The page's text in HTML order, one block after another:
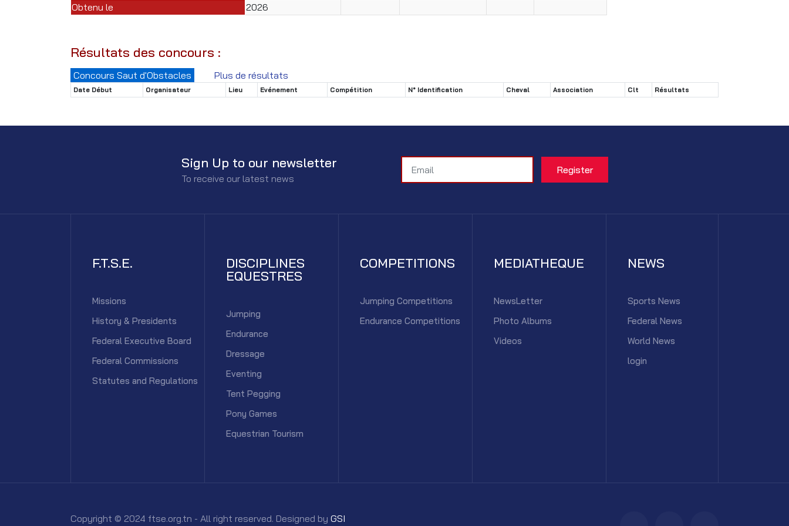
Obtenu le
2026
Résultats des concours :
Concours Saut d'Obstacles Plus de résultats
Date Début Organisateur Lieu Evénement Compétition N° Identification Cheval Association Clt Résultats
Sign Up to our newsletter
To receive our latest news
F.T.S.E.
Missions
History & Presidents
Federal Executive Board
Federal Commissions
Statutes and Regulations
DISCIPLINES
EQUESTRES
Jumping
Endurance
Dressage
Eventing
Tent Pegging
Pony Games
Equestrian Tourism
COMPETITIONS
Jumping Competitions
Endurance Competitions
MEDIATHEQUE
NewsLetter
Photo Albums
Videos
NEWS
Sports News
Federal News
World News
login
Copyright © 2024 ftse.org.tn - All right reserved. Designed by GSI